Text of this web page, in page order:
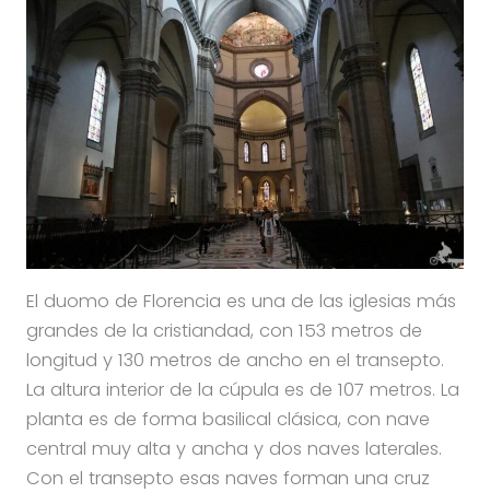
El duomo de Florencia es una de las iglesias más
grandes de la cristiandad, con 153 metros de
longitud y 130 metros de ancho en el transepto.
La altura interior de la cúpula es de 107 metros. La
planta es de forma basilical clásica, con nave
central muy alta y ancha y dos naves laterales.
Con el transepto esas naves forman una cruz